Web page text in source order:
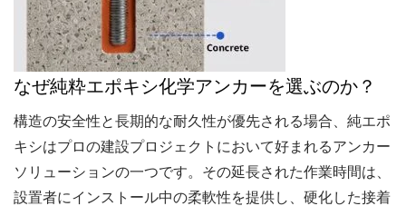
なぜ純粋エポキシ化学アンカーを選ぶのか？
構造の安全性と長期的な耐久性が優先される場合、純エポ
キシはプロの建設プロジェクトにおいて好まれるアンカー
ソリューションの一つです。その延長された作業時間は、
設置者にインストール中の柔軟性を提供し、硬化した接着